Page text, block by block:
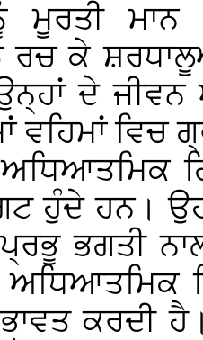
ਮੂਰਤੀ ਮਾਨ
ਰਚ ਕੇ
ਦੇ ਜੀਵਨ
ਵਹਿਮਾਂ ਵਿਚ
ਹੁੰਦੇ ਹਨ। ਉਹ
ਭਗਤੀ
ਅਧਿਆਤਮਿਕ
ਕਰਦੀ